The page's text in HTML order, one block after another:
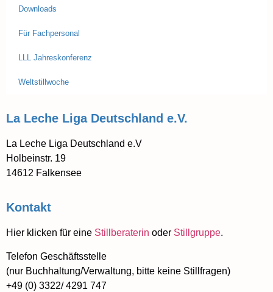
Downloads
Für Fachpersonal
LLL Jahreskonferenz
Weltstillwoche
La Leche Liga Deutschland e.V.
La Leche Liga Deutschland e.V
Holbeinstr. 19
14612 Falkensee
Kontakt
Hier klicken für eine Stillberaterin oder Stillgruppe.
Telefon Geschäftsstelle
(nur Buchhaltung/Verwaltung, bitte keine Stillfragen)
+49 (0) 3322/ 4291 747